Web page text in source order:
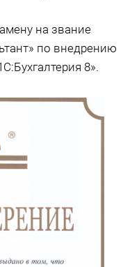
на звание
по внедрению
8».